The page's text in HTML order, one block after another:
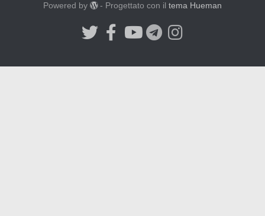
Powered by - Progettato con iltema Hueman